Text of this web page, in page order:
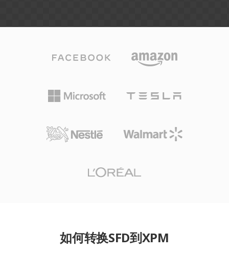
如何转换SFD到XPM